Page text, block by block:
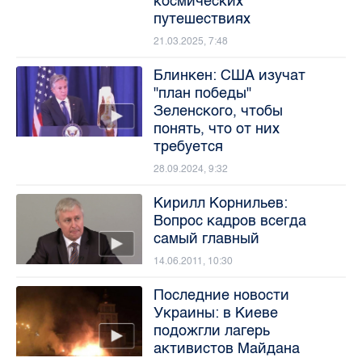
путешествиях
21.03.2025, 7:48
Блинкен: США изучат
"план победы"
Зеленского, чтобы
понять, что от них
требуется
28.09.2024, 9:32
Кирилл Корнильев:
Вопрос кадров всегда
самый главный
14.06.2011, 10:30
Последние новости
Украины: в Киеве
подожгли лагерь
активистов Майдана